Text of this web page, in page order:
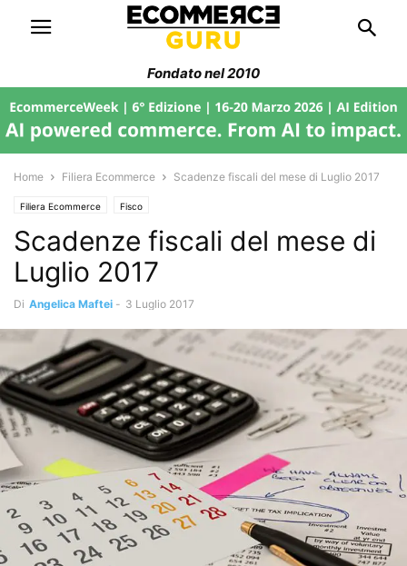
Fondato nel 2010
Home Filiera Ecommerce Scadenze fiscali del mese di Luglio 2017
Filiera Ecommerce Fisco
Scadenze fiscali del mese di
Luglio 2017
Di Angelica Maftei - 3 Luglio 2017